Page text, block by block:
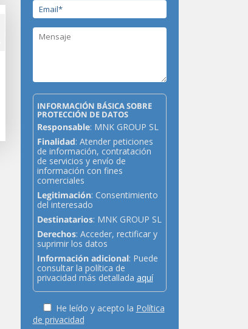
INFORMACIÓN BÁSICA SOBRE
PROTECCIÓN DE DATOS
Responsable: MNK GROUP SL
Finalidad: Atender peticiones
de información, contratación
de servicios y envío de
información con fines
comerciales
Legitimación: Consentimiento
del interesado
Destinatarios: MNK GROUP SL
Derechos: Acceder, rectificar y
suprimir los datos
Información adicional: Puede
consultar la política de
privacidad más detallada aquí
He leído y acepto la Política
de privacidad